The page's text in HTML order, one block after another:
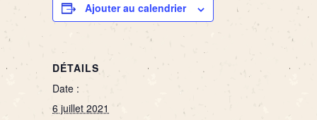
Ajouter au calendrier
DÉTAILS
Date :
6 juillet 2021